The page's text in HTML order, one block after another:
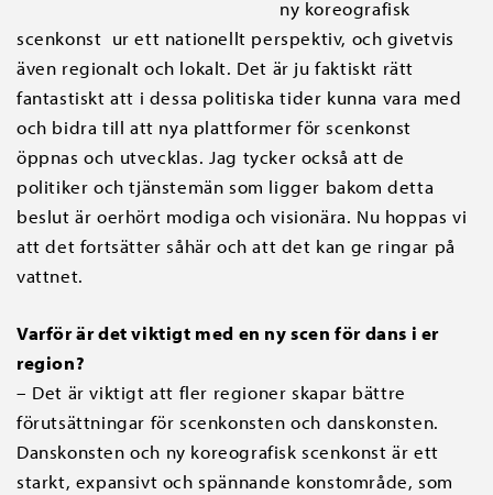
ny koreografisk
scenkonst ur ett nationellt perspektiv, och givetvis
även regionalt och lokalt. Det är ju faktiskt rätt
fantastiskt att i dessa politiska tider kunna vara med
och bidra till att nya plattformer för scenkonst
öppnas och utvecklas. Jag tycker också att de
politiker och tjänstemän som ligger bakom detta
beslut är oerhört modiga och visionära. Nu hoppas vi
att det fortsätter såhär och att det kan ge ringar på
vattnet.
Varför är det viktigt med en ny scen för dans i er
region?
– Det är viktigt att fler regioner skapar bättre
förutsättningar för scenkonsten och danskonsten.
Danskonsten och ny koreografisk scenkonst är ett
starkt, expansivt och spännande konstområde, som